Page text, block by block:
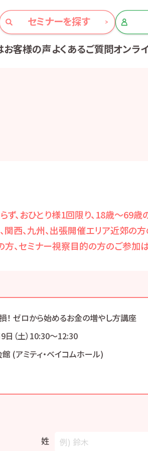
セミナーを探す
お客様の声よくあるご質問オンラ
、おひとり様1回限り、18歳～69歳
西、九州、出張開催エリア近郊の方
、セミナー視察目的の方のご参加は
！ ゼロから始めるお金の増やし方講座
（土）10:30〜12:30
(アミティ・ベイコムホール)
姓